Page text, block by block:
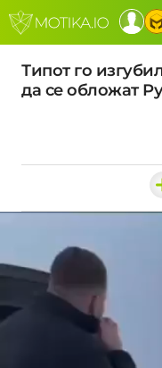
Типот го
да се обложат